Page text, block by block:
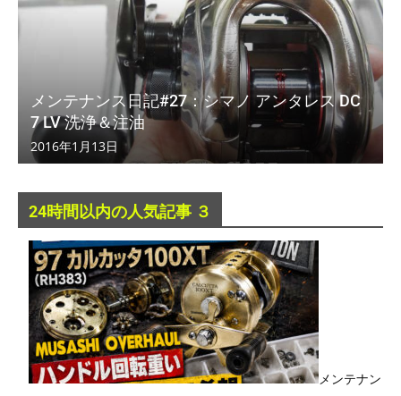
メンテナンス日記#27：シマノ アンタレス DC
7 LV 洗浄＆注油
2016年1月13日
24時間以内の人気記事 ３
メンテナン